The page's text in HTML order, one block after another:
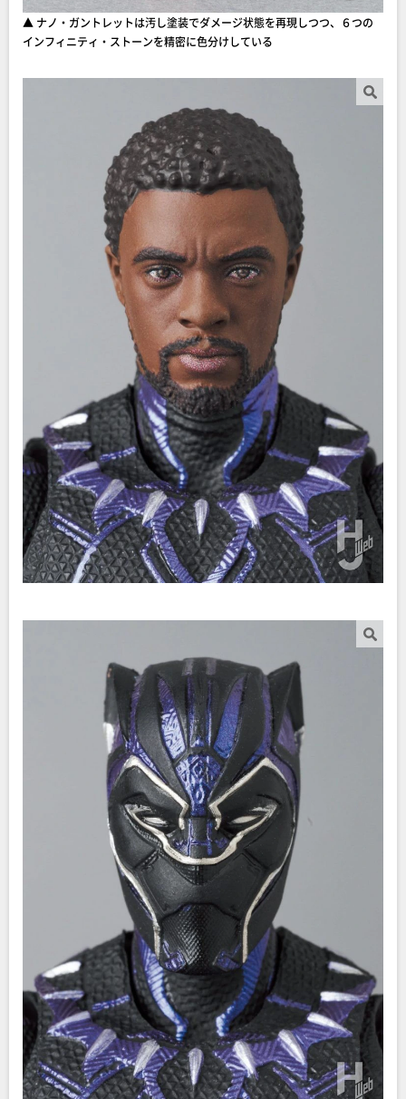
▲ ナノ・ガントレットは汚し塗装でダメージ状態を再現しつつ、６つの
インフィニティ・ストーンを精密に色分けしている